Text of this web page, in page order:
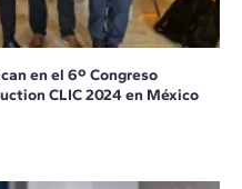
en el 6º Congreso
CLIC 2024 en México